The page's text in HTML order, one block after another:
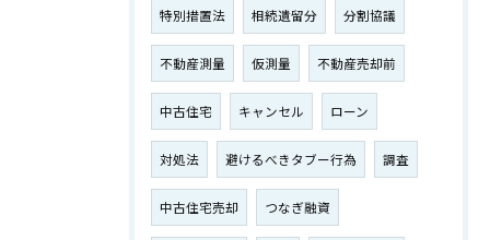
特別措置法 相続遺留分 分割協議
不動産測量 仮測量 不動産売却前
中古住宅 キャンセル ローン
対処法 避けるべきタブー行為 調査
中古住宅売却 つなぎ融資